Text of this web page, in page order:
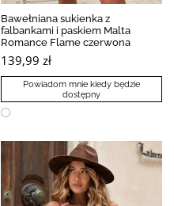
Bawełniana sukienka z
falbankami i paskiem Malta
Romance Flame czerwona
139,99 zł
Powiadom mnie kiedy będzie
dostępny